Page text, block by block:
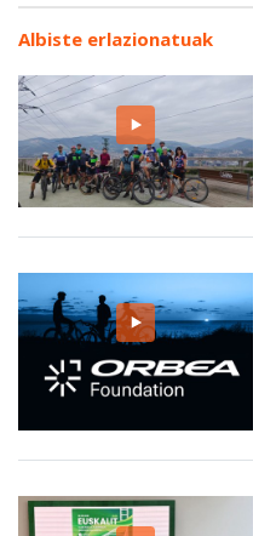
Albiste erlazionatuak